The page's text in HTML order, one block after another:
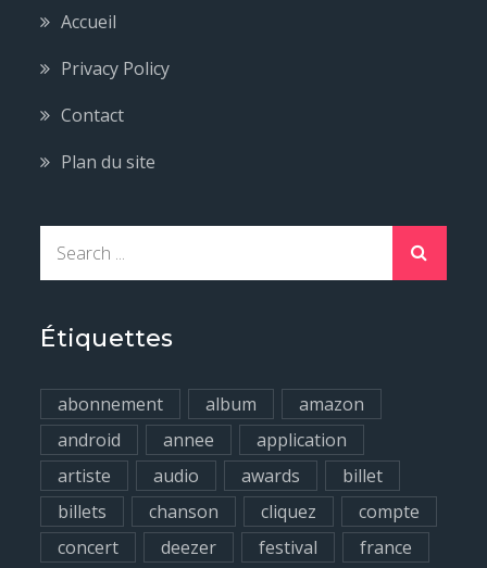
Accueil
Privacy Policy
Contact
Plan du site
r
h
f
o
Étiquettes
abonnement album
amazon
android
annee
application
artiste
audio awards
billet
billets
chanson cliquez
compte
concert
deezer festival
france